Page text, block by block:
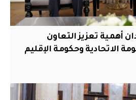
أهمية تعزيز التعاون
الاتحادية وحكومة الإقليم